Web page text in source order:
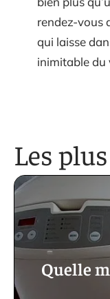
rendez-vous
qui laisse
inimitable du
Les
Quelle